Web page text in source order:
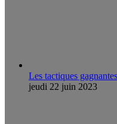
Les tactiques
jeudi 22 juin 2023